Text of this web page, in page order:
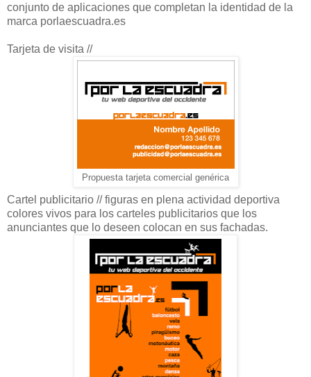
conjunto de aplicaciones que completan la identidad de la
marca porlaescuadra.es
Tarjeta de visita //
Propuesta tarjeta comercial genérica
Cartel publicitario // figuras en plena actividad deportiva
colores vivos para los carteles publicitarios que los
anunciantes que lo deseen colocan en sus fachadas.